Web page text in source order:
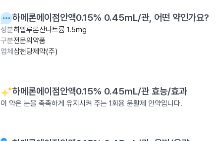
하메론에이점안액0.15% 0.45mL/관, 어떤 약인가요?
성분히알루론산나트륨 1.5mg
구분전문의약품
업체 삼천당제약(주)
하메론에이점안액0.15% 0.45mL/관효능/효과
이 약은 눈을 촉촉하게 유지시켜 주는 1회용 윤활제 안약입니다.